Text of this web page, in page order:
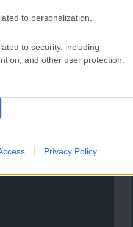
to personalization.
to security, including
and other user protection.
Privacy Policy